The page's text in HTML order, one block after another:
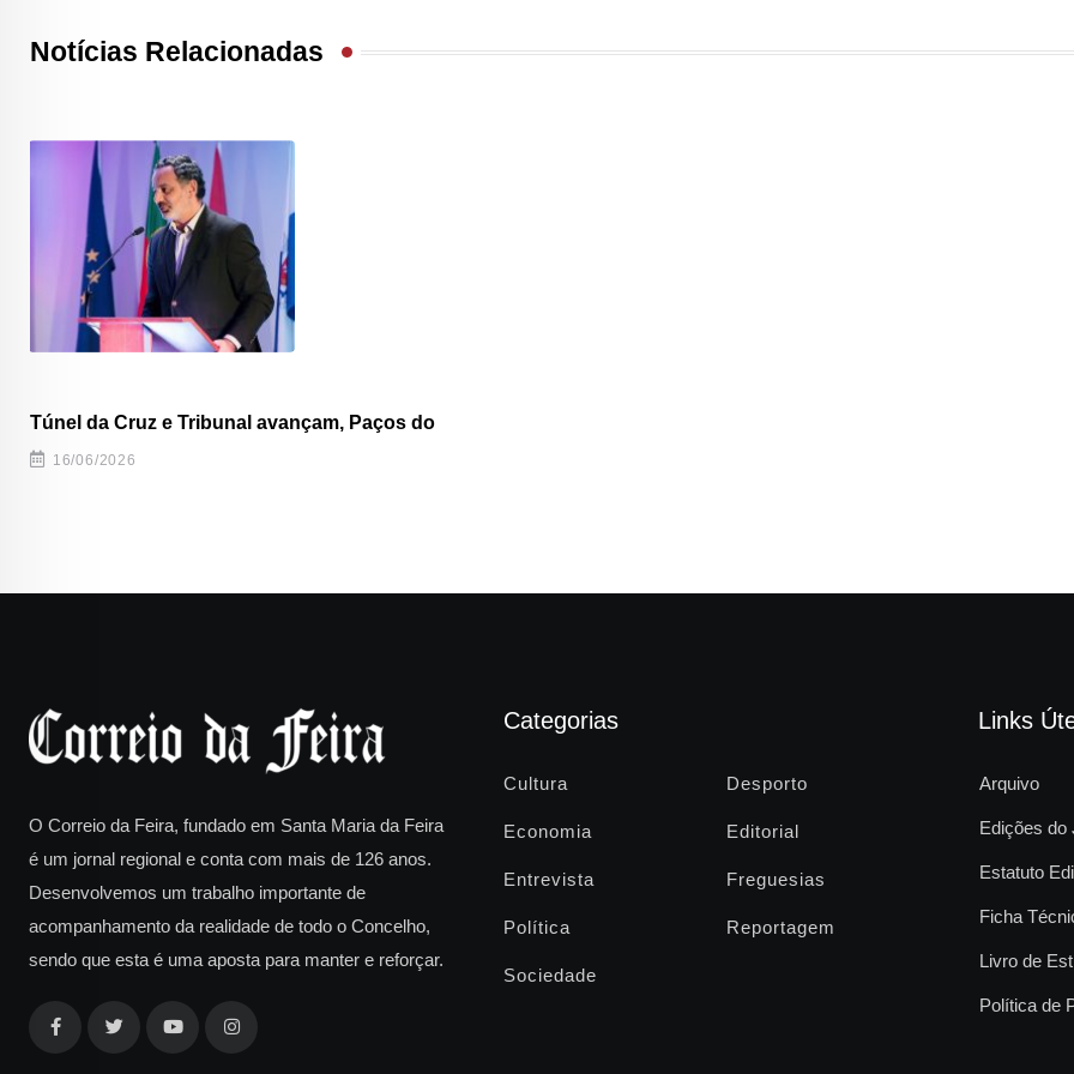
Notícias Relacionadas
Túnel da Cruz e Tribunal avançam, Paços do
16/06/2026
O Correio da Feira, fundado em Santa Maria da Feira
é um jornal regional e conta com mais de 126 anos.
Desenvolvemos um trabalho importante de
acompanhamento da realidade de todo o Concelho,
sendo que esta é uma aposta para manter e reforçar.
Categorias
Cultura Desporto
Economia Editorial
Entrevista Freguesias
Política Reportagem
Sociedade
Links
Arquivo
Edições do
Estatuto
Ficha
Livro de
Política de